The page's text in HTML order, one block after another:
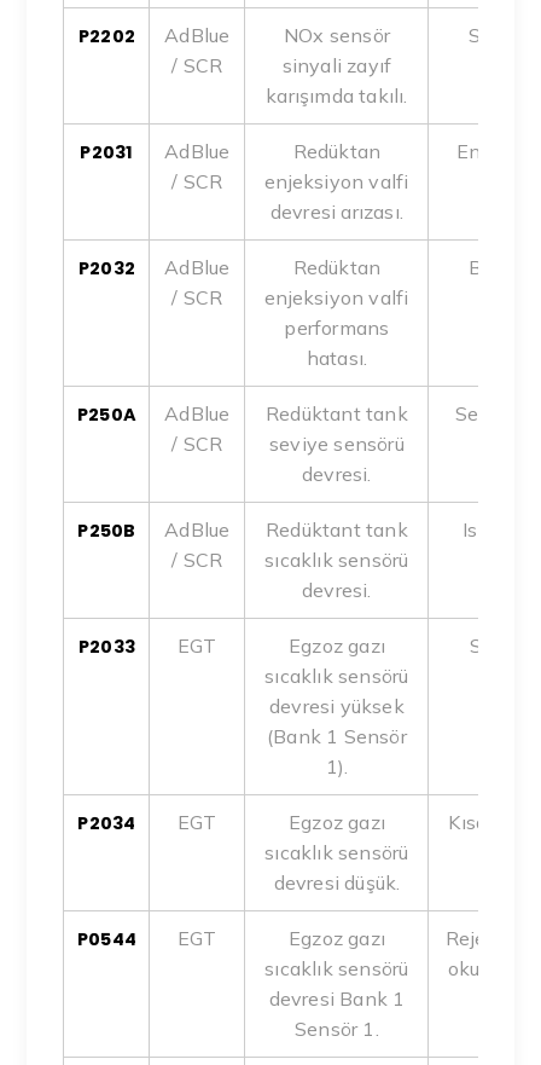
P2202
AdBlue
/ SCR
NOx sensör
sinyali zayıf
karışımda takılı.
Sensör
P2031
AdBlue
/ SCR
Redüktan
enjeksiyon valfi
devresi arızası.
Enjektör
P2032
AdBlue
/ SCR
Redüktan
enjeksiyon valfi
performans
hatası.
Basınç
P250A
AdBlue
/ SCR
Redüktant tank
seviye sensörü
devresi.
Sensör
P250B
AdBlue
/ SCR
Redüktant tank
sıcaklık sensörü
devresi.
Isıtıcı
P2033 EGT
Egzoz gazı
sıcaklık sensörü
devresi yüksek
(Bank 1 Sensör
1).
Sensör
P2034 EGT
Egzoz gazı
sıcaklık sensörü
devresi düşük.
Kısa
P0544 EGT
Egzoz gazı
sıcaklık sensörü
devresi Bank 1
Sensör 1.